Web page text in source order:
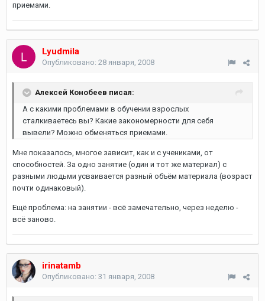
приемами.
Lyudmila
Опубликовано: 28 января, 2008
Алексей Конобеев писал:
А с какими проблемами в обучении взрослых
сталкиваетесь вы? Какие закономерности для себя
вывели? Можно обменяться приемами.
Мне показалось, многое зависит, как и с учениками, от
способностей. За одно занятие (один и тот же материал) с
разными людьми усваивается разный объём материала (возраст
почти одинаковый).
Ещё проблема: на занятии - всё замечательно, через неделю -
всё заново.
irinatamb
Опубликовано: 31 января, 2008